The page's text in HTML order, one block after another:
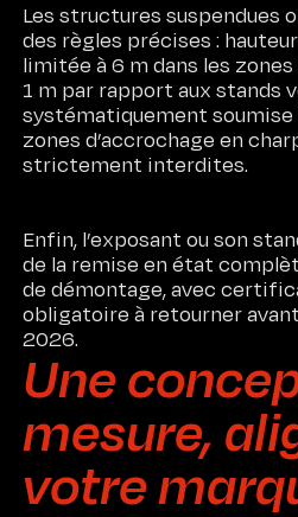
Les structures suspendues
des règles précises :
limitée à 6 m dans les
1 m par rapport aux stands
systématiquement soumise
zones d’accrochage en
strictement interdites.
Enfin, l’exposant ou son
de la remise en état
de démontage, avec
obligatoire à retourner
2026.
Une
mesure,
votre